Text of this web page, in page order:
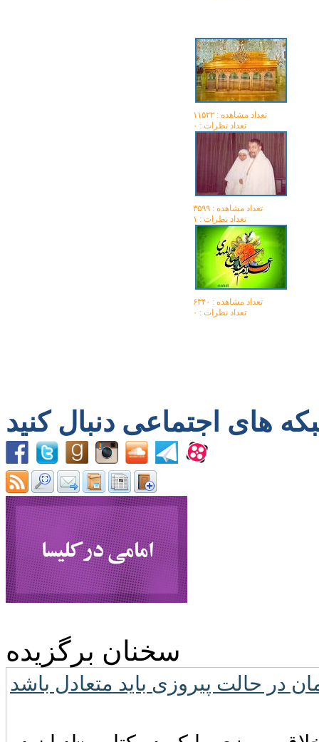
تعداد مشاهده :‌ ۱۱۵۲۲
تعداد نظرات : ۰
تعداد مشاهده :‌ ۳۵۹۹
تعداد نظرات : ۱
تعداد مشاهده :‌ ۶۳۴۰
تعداد نظرات : ۰
سخنان برگزیده
در حالت پیروزى باید متعادل باشد